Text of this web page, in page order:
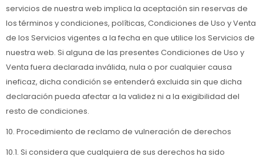
servicios de nuestra web implica la aceptación sin reservas de
los términos y condiciones, políticas, Condiciones de Uso y Venta
de los Servicios vigentes a la fecha en que utilice los Servicios de
nuestra web. Si alguna de las presentes Condiciones de Uso y
Venta fuera declarada inválida, nula o por cualquier causa
ineficaz, dicha condición se entenderá excluida sin que dicha
declaración pueda afectar a la validez ni a la exigibilidad del
resto de condiciones.
10. Procedimiento de reclamo de vulneración de derechos
10.1. Si considera que cualquiera de sus derechos ha sido